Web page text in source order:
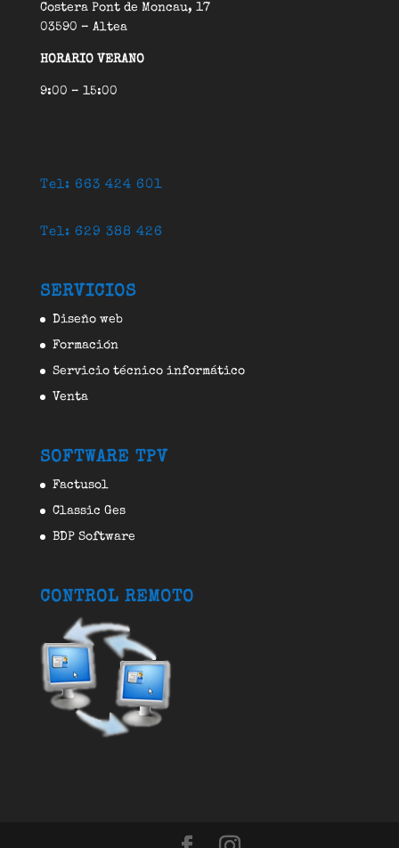
Costera Pont de Moncau, 17
03590 – Altea
HORARIO VERANO
9:00 – 15:00
Tel: 663 424 601
Tel: 629 388 426
SERVICIOS
Diseño web
Formación
Servicio técnico informático
Venta
SOFTWARE TPV
Factusol
Classic Ges
BDP Software
CONTROL REMOTO